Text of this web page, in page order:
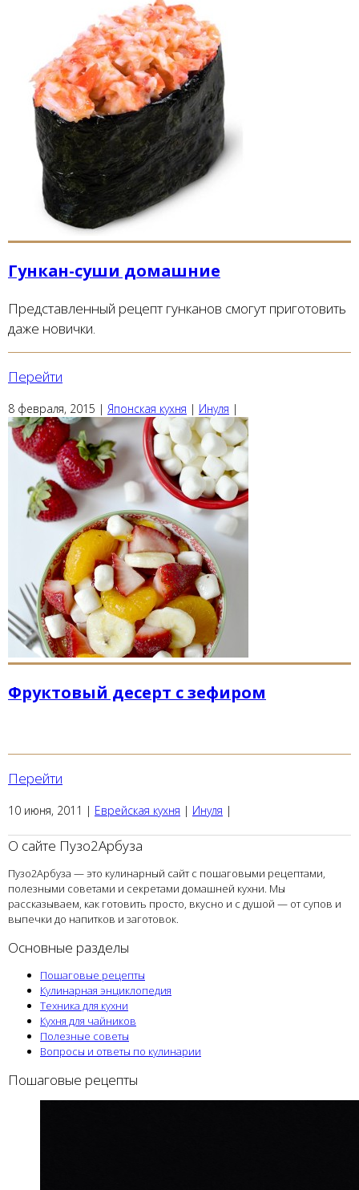
Гункан-суши домашние
Представленный рецепт гунканов смогут приготовить
даже новички.
Перейти
8 февраля, 2015 | Японская кухня | Инуля |
Фруктовый десерт с зефиром
Перейти
10 июня, 2011 | Еврейская кухня | Инуля |
О сайте Пузо2Арбуза
Пузо2Арбуза — это кулинарный сайт с пошаговыми рецептами,
полезными советами и секретами домашней кухни. Мы
рассказываем, как готовить просто, вкусно и с душой — от супов и
выпечки до напитков и заготовок.
Основные разделы
Пошаговые рецепты
Кулинарная энциклопедия
Техника для кухни
Кухня для чайников
Полезные советы
Вопросы и ответы по кулинарии
Пошаговые рецепты